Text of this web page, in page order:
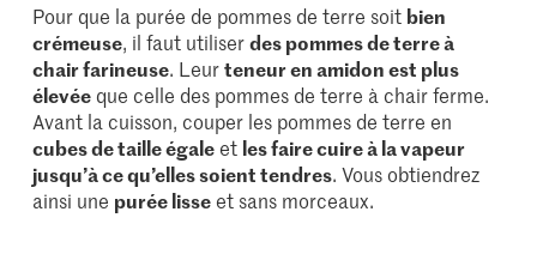
Pour que la purée de pommes de terre soit bien
crémeuse, il faut utiliserdes pommes de terre à
chair farineuse. Leurteneur en amidon est plus
élevée que celle des pommes de terre à chair ferme.
Avant la cuisson, couper les pommes de terre en
cubes de taille égaleet les faire cuire à la vapeur
jusqu’à ce qu’elles soient tendres. Vous obtiendrez
ainsi une purée lisseet sans morceaux.